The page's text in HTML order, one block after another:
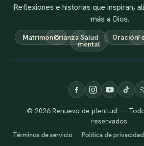
Reflexiones e historias que inspiran,
más a Dios.
MatrimonioCrianza Salud
mental
Oración
© 2026 Renuevo de plenitud —
reservados.
Términos de servicio · Política de privacidad